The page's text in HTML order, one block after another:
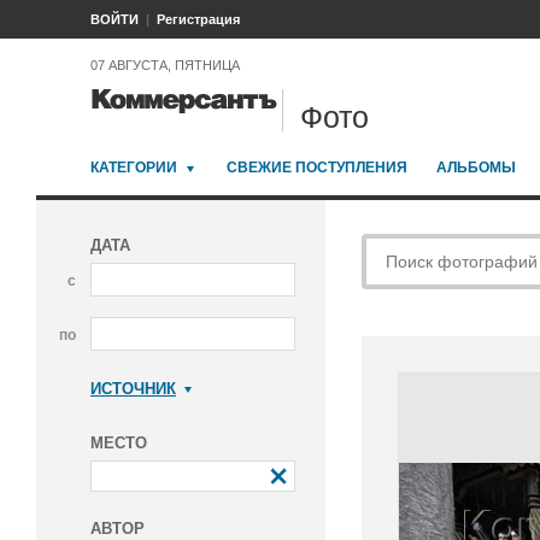
ВОЙТИ Регистрация
07 АВГУСТА, ПЯТНИЦА
Фото
КАТЕГОРИИ СВЕЖИЕ ПОСТУПЛЕНИЯ АЛЬБОМЫ
ДАТА
с
по
ИСТОЧНИК
МЕСТО
АВТОР